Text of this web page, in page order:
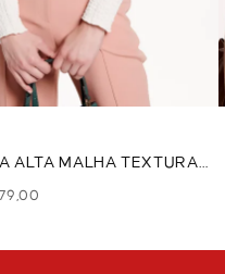
ALTA MALHA TEXTURA